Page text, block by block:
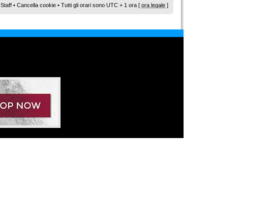
Staff • Cancella cookie • Tutti gli orari sono UTC + 1 ora [ ora legale ]